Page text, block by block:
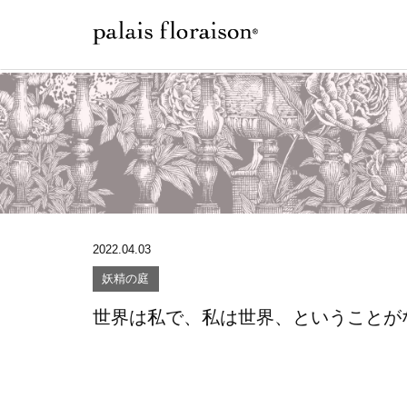
2022.04.03
妖精の庭
世界は私で、私は世界、ということ